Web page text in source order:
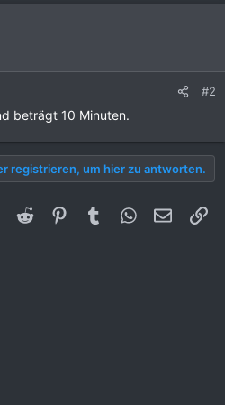
#2
beträgt 10 Minuten.
registrieren, um hier zu antworten.
Reddit PinterestTumblrWhatsApp
E-Mail